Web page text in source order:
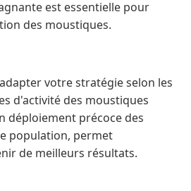
est essentielle pour
des moustiques.
votre stratégie selon les
d'activité des moustiques
déploiement précoce des
population, permet
de meilleurs résultats.